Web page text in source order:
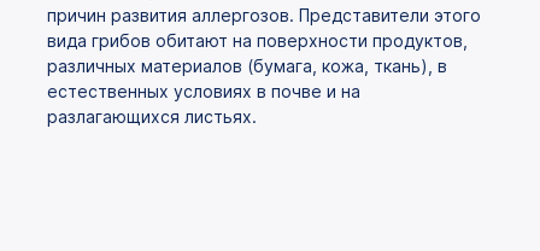
причин развития аллергозов. Представители этого
вида грибов обитают на поверхности продуктов,
различных материалов (бумага, кожа, ткань), в
естественных условиях в почве и на
разлагающихся листьях.